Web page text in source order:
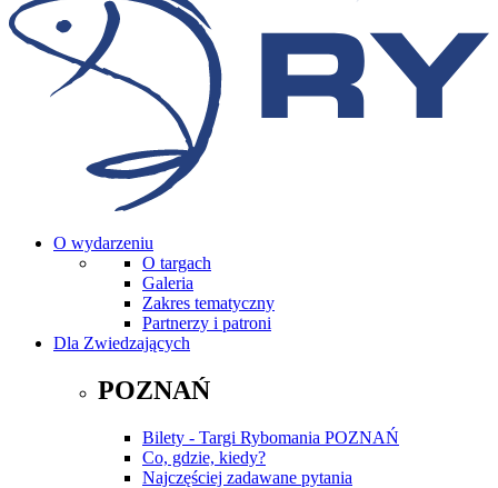
O wydarzeniu
O targach
Galeria
Zakres tematyczny
Partnerzy i patroni
Dla Zwiedzających
POZNAŃ
Bilety - Targi Rybomania POZNAŃ
Co, gdzie, kiedy?
Najczęściej zadawane pytania